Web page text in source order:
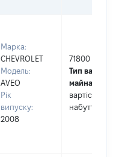
Марка:
CHEVROLET
Модель:
AVEO
Рік
випуску:
2008
71800
Тип вартості
майна:
вартість на
набуття